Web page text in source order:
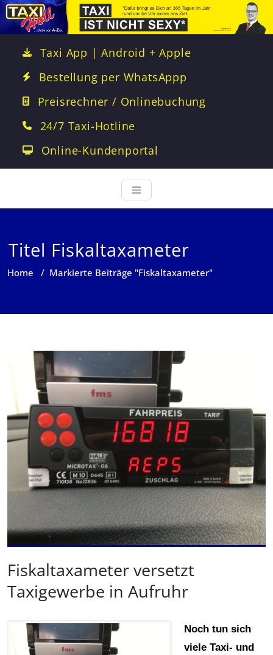
Taxi App | Android + Apple
Bestellung per WhatsAppp
Preisrechner / Onlinebuchung
24/7 Taxi-Hotline
Online-Kundenportal
Titel Fiskaltaxameter
Home / Markierte Beiträge "Fiskaltaxameter"
Fiskaltaxameter versetzt
Taxigewerbe in Aufruhr
Noch tun sich
viele Taxi- und